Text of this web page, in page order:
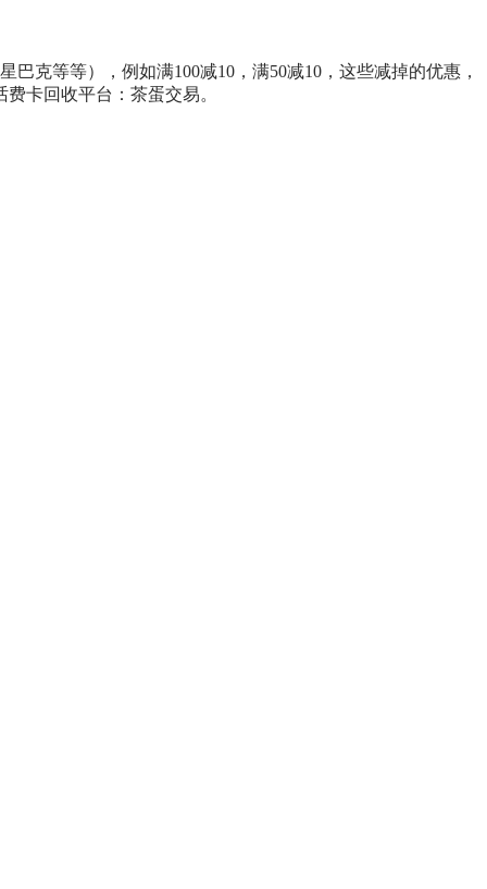
克等等），例如满100减10，满50减10，这些减掉的优惠，
卡回收平台：茶蛋交易。